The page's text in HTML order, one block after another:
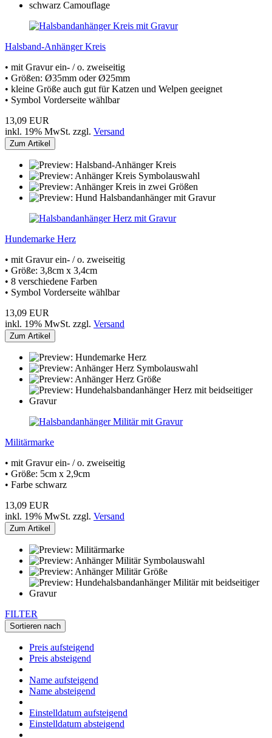
Halsband-Anhänger Kreis
• mit Gravur ein- / o. zweiseitig
• Größen: Ø35mm oder Ø25mm
• kleine Größe auch gut für Katzen und Welpen geeignet
• Symbol Vorderseite wählbar
13,09 EUR
inkl. 19% MwSt. zzgl. Versand
Zum Artikel
Hundemarke Herz
• mit Gravur ein- / o. zweiseitig
• Größe: 3,8cm x 3,4cm
• 8 verschiedene Farben
• Symbol Vorderseite wählbar
13,09 EUR
inkl. 19% MwSt. zzgl. Versand
Zum Artikel
Militärmarke
• mit Gravur ein- / o. zweiseitig
• Größe: 5cm x 2,9cm
• Farbe schwarz
13,09 EUR
inkl. 19% MwSt. zzgl. Versand
Zum Artikel
FILTER
Sortieren nach
Preis aufsteigend
Preis absteigend
Name aufsteigend
Name absteigend
Einstelldatum aufsteigend
Einstelldatum absteigend